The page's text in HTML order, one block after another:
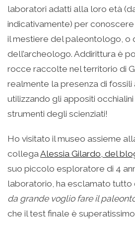
laboratori adatti alla loro età
indicativamente) per
il mestiere del paleontologo, o
dell’archeologo. Addirittura è
rocce raccolte nel territorio di
realmente la presenza di fossili
utilizzando gli appositi
strumenti degli scienziati!
Ho visitato il museo assieme
collegaAlessia Gilardo, del
suo piccolo esploratore di 4
laboratorio, ha esclamato tutto
da grande voglio fare il
che il test finale è